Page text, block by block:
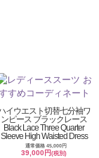
イウエスト切替七分袖ワ
ンピース ブラックレース
Black Lace Three Quarter
Sleeve High Waisted Dress
通常価格 45,000円
39,000円(税別)